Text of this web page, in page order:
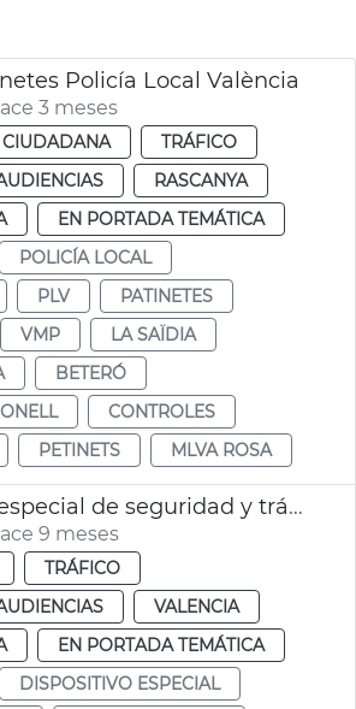
Policía Local València
3 meses
TRÁFICO
RASCANYA
EN PORTADA TEMÁTICA
POLICÍA LOCAL
PLV
PATINETES
VMP
LA SAÏDIA
BETERÓ
CONTROLES
PETINETS MLVA ROSA
Dispositivo especial de seguridad y tráfico por el Medio Maratón 2025
9 meses
TRÁFICO
VALENCIA
EN PORTADA TEMÁTICA
DISPOSITIVO ESPECIAL